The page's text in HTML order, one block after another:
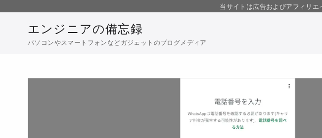
当サイトは広告およびアフィリエ
エンジニアの備忘録
パソコンやスマートフォンなどガジェットのブログメディア